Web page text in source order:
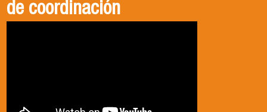
de coordinación